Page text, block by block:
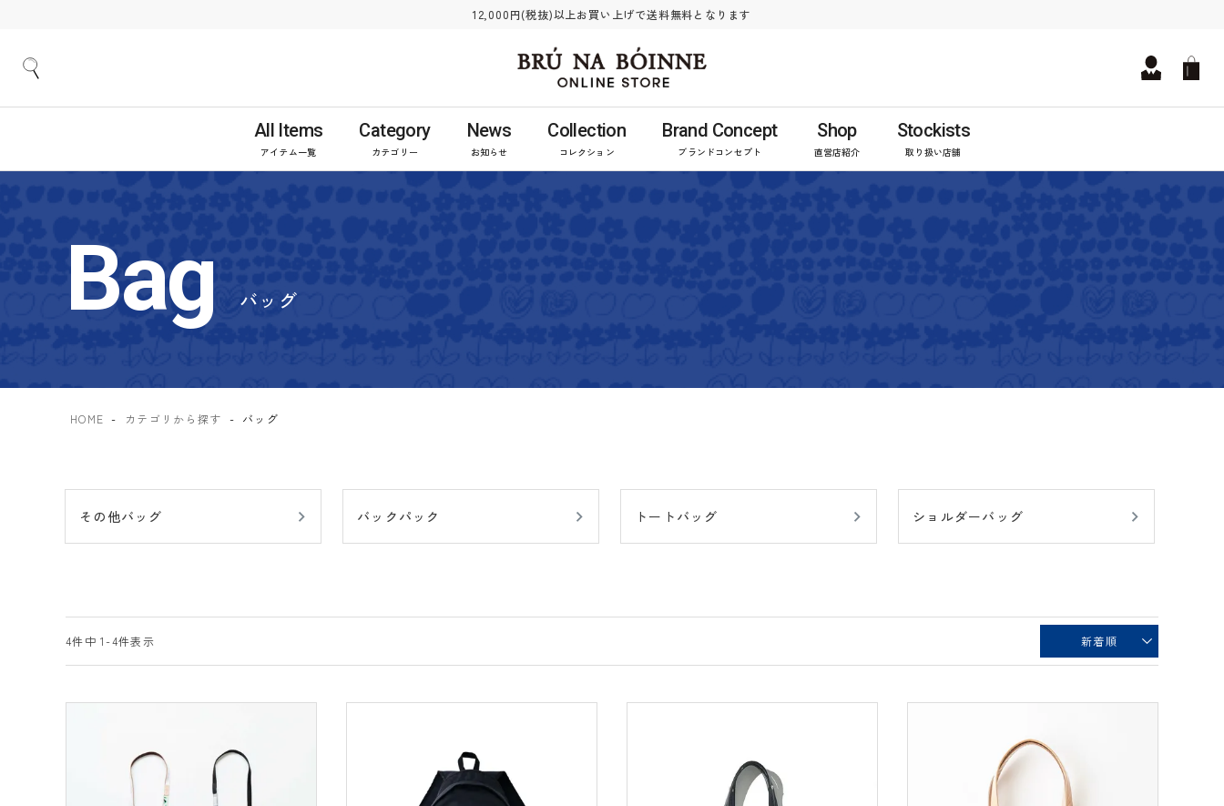
12,000円(税抜)以上お買い上げで送料無料となります
All Items
アイテム一覧
Category
カテゴリー
News
お知らせ
Collection
コレクション
Brand Concept
ブランドコンセプト
Shop
直営店紹介
Stockists
取り扱い店舗
Bag バッグ
HOME カテゴリから探す バッグ
その他バッグ バックパック トートバッグ ショルダーバッグ
新着順
4件中 1 -4件表示